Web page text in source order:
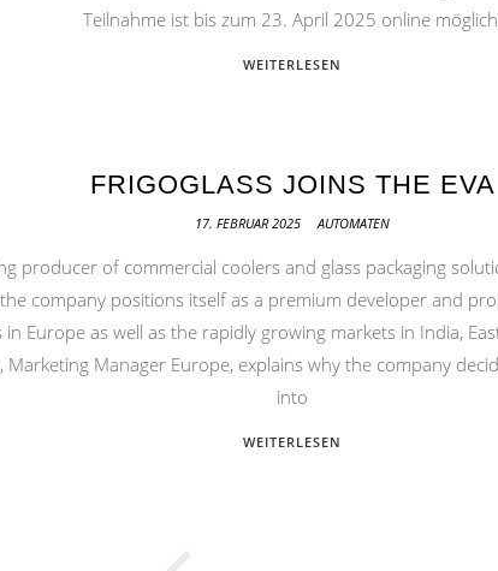
Teilnahme ist bis zum 23. April 2025 online
WEITERLESEN
FRIGOGLASS JOINS THE EVA
17. FEBRUAR 2025 AUTOMATEN
producer of commercial coolers and glass packaging
company positions itself as a premium developer and
Europe as well as the rapidly growing markets in India,
Manager Europe, explains why the company
into
WEITERLESEN